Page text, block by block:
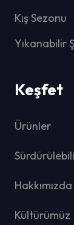
Kış Sezonu
Yıkanabilir
Keşfet
Ürünler
Hakkımızda
Kültürümüz